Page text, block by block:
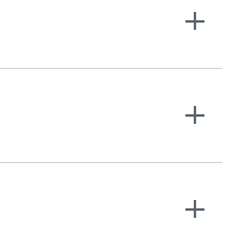
格はこちら